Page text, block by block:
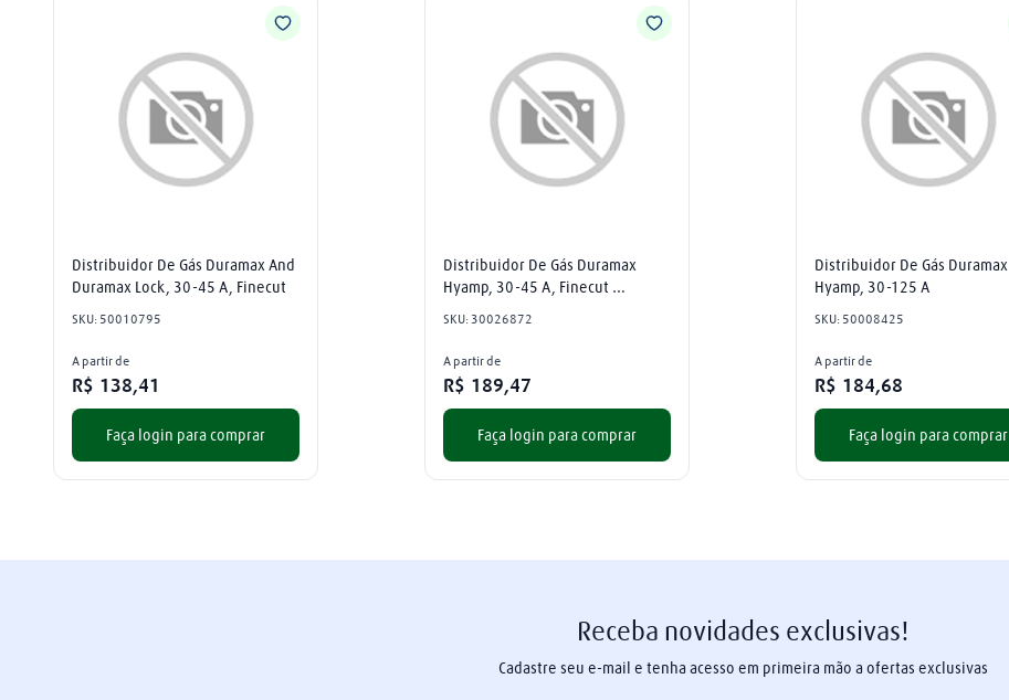
Distribuidor De Gás Duramax And
Duramax Lock, 30-45 A, Finecut
SKU: 50010795
A partir de
R$ 138,41
Faça login para comprar
Distribuidor De Gás Duramax
Hyamp, 30-45 A, Finecut
SKU: 30026872
A partir de
R$ 189,47
Faça login para comprar
Distribuidor De Gás Duramax
Hyamp, 30-125 A
SKU: 50008425
A partir de
R$ 184,68
Faça login para comprar
Receba novidades exclusivas!
Cadastre seu e-mail e tenha acesso em primeira mão a ofertas exclusivas